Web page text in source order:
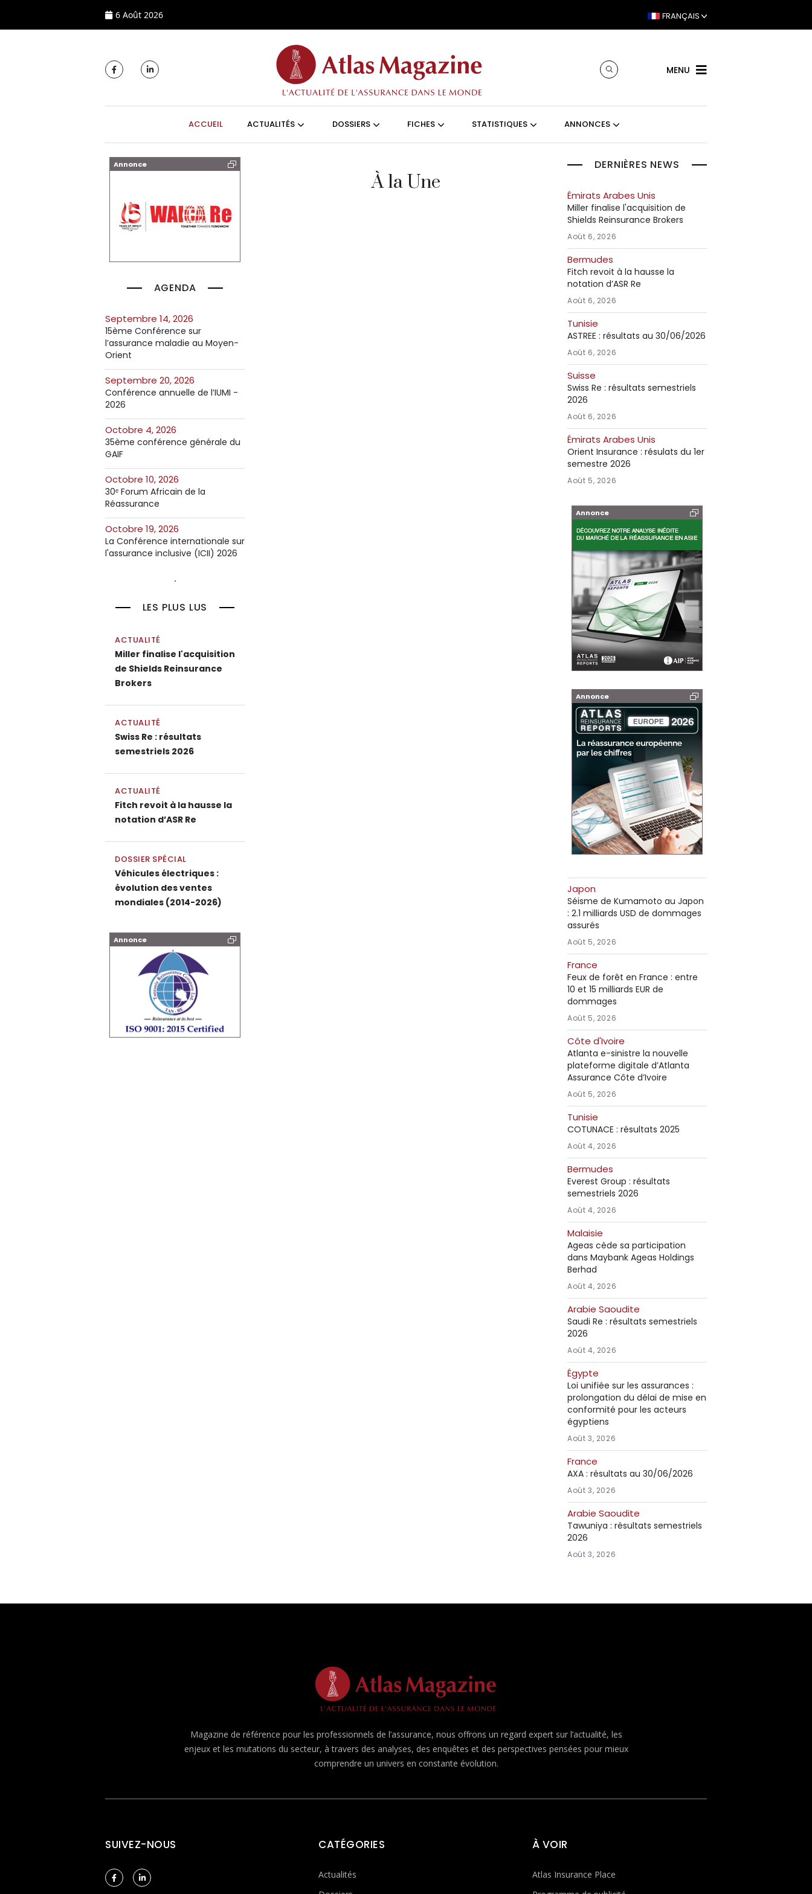
6 Août 2026 FRANÇAIS
MENU
ACCUEIL ACTUALITÉS DOSSIERS FICHES STATISTIQUES ANNONCES
Annonce
AGENDA
septembre 14, 2026
15ème Conférence sur
l’assurance maladie au Moyen-
Orient
septembre 20, 2026
Conférence annuelle de l’IUMI -
2026
octobre 4, 2026
35ème conférence générale du
GAIF
octobre 10, 2026
30ᵉ Forum Africain de la
Réassurance
octobre 19, 2026
La Conférence internationale sur
l'assurance inclusive (ICII) 2026
LES PLUS LUS
ACTUALITÉ
Miller finalise l'acquisition
de Shields Reinsurance
Brokers
ACTUALITÉ
Swiss Re : résultats
semestriels 2026
ACTUALITÉ
Fitch revoit à la hausse la
notation d’ASR Re
DOSSIER SPÉCIAL
Véhicules électriques :
évolution des ventes
mondiales (2014-2026)
Annonce
À la Une
DERNIÈRES NEWS
Émirats Arabes Unis
Miller finalise l'acquisition de
Shields Reinsurance Brokers
Août 6, 2026
Bermudes
Fitch revoit à la hausse la
notation d’ASR Re
Août 6, 2026
Tunisie
ASTREE : résultats au 30/06/2026
Août 6, 2026
Suisse
Swiss Re : résultats semestriels
2026
Août 6, 2026
Émirats Arabes Unis
Orient Insurance : résulats du 1er
semestre 2026
Août 5, 2026
Annonce
Annonce
Japon
Séisme de Kumamoto au Japon
: 2.1 milliards USD de dommages
assurés
Août 5, 2026
France
Feux de forêt en France : entre
10 et 15 milliards EUR de
dommages
Août 5, 2026
Côte d'Ivoire
Atlanta e-sinistre la nouvelle
plateforme digitale d’Atlanta
Assurance Côte d’Ivoire
Août 5, 2026
Tunisie
COTUNACE : résultats 2025
Août 4, 2026
Bermudes
Everest Group : résultats
semestriels 2026
Août 4, 2026
Malaisie
Ageas cède sa participation
dans Maybank Ageas Holdings
Berhad
Août 4, 2026
Arabie Saoudite
Saudi Re : résultats semestriels
2026
Août 4, 2026
Égypte
Loi unifiée sur les assurances :
prolongation du délai de mise en
conformité pour les acteurs
égyptiens
Août 3, 2026
France
AXA : résultats au 30/06/2026
Août 3, 2026
Arabie Saoudite
Tawuniya : résultats semestriels
2026
Août 3, 2026
Magazine de référence pour les professionnels de l’assurance, nous offrons un regard expert sur l’actualité, les
enjeux et les mutations du secteur, à travers des analyses, des enquêtes et des perspectives pensées pour mieux
comprendre un univers en constante évolution.
SUIVEZ-NOUS CATÉGORIES
Actualités
À VOIR
Atlas Insurance Place